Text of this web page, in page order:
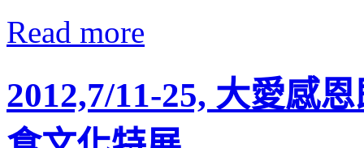
Read more
2012,7/11-25, 大愛感